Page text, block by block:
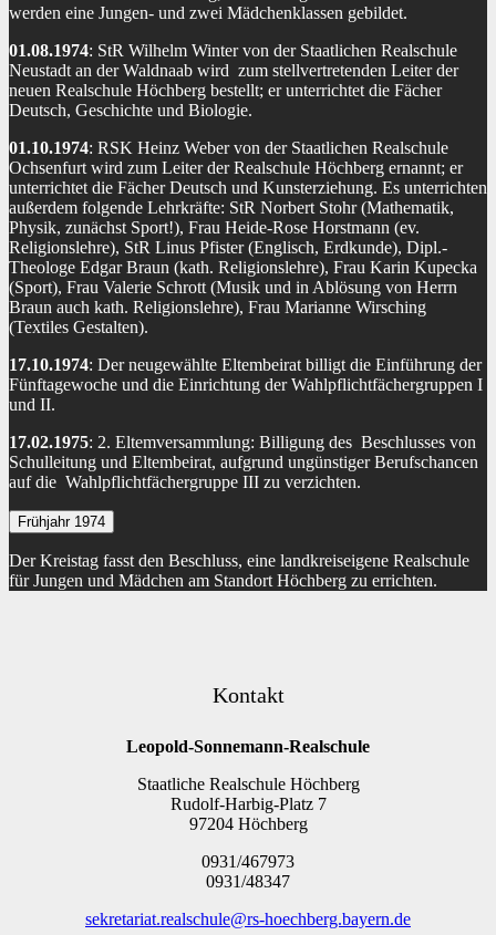
werden eine Jungen- und zwei Mädchenklassen gebildet.
01.08.1974: StR Wilhelm Winter von der Staatlichen Realschule
Neustadt an der Waldnaab wird zum stellvertretenden Leiter der
neuen Realschule Höchberg bestellt; er unterrichtet die Fächer
Deutsch, Geschichte und Biologie.
01.10.1974: RSK Heinz Weber von der Staatlichen Realschule
Ochsenfurt wird zum Leiter der Realschule Höchberg ernannt; er
unterrichtet die Fächer Deutsch und Kunsterziehung. Es unterrichten
außerdem folgende Lehrkräfte: StR Norbert Stohr (Mathematik,
Physik, zunächst Sport!), Frau Heide-Rose Horstmann (ev.
Religionslehre), StR Linus Pfister (Englisch, Erdkunde), Dipl.-
Theologe Edgar Braun (kath. Religionslehre), Frau Karin Kupecka
(Sport), Frau Valerie Schrott (Musik und in Ablösung von Herrn
Braun auch kath. Religionslehre), Frau Marianne Wirsching
(Textiles Gestalten).
17.10.1974: Der neugewählte Eltembeirat billigt die Einführung der
Fünftagewoche und die Einrichtung der Wahlpflichtfächergruppen I
und II.
17.02.1975: 2. Eltemversammlung: Billigung des Beschlusses von
Schulleitung und Eltembeirat, aufgrund ungünstiger Berufschancen
auf die Wahlpflichtfächergruppe III zu verzichten.
Frühjahr 1974
Der Kreistag fasst den Beschluss, eine landkreiseigene Realschule
für Jungen und Mädchen am Standort Höchberg zu errichten.
Kontakt
Leopold-Sonnemann-Realschule
Staatliche Realschule Höchberg
Rudolf-Harbig-Platz 7
97204 Höchberg
0931/467973
0931/48347
sekretariat.realschule@rs-hoechberg.bayern.de